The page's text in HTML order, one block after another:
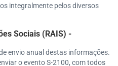
integralmente pelos diversos
Sociais (RAIS) -
envio anual destas informações.
o evento S-2100, com todos